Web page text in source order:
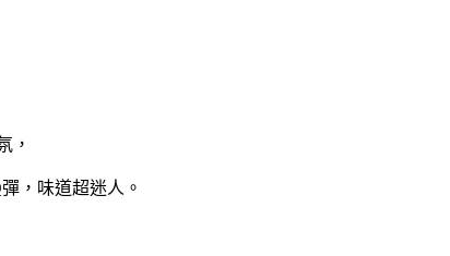
，
彈，味道超迷人。